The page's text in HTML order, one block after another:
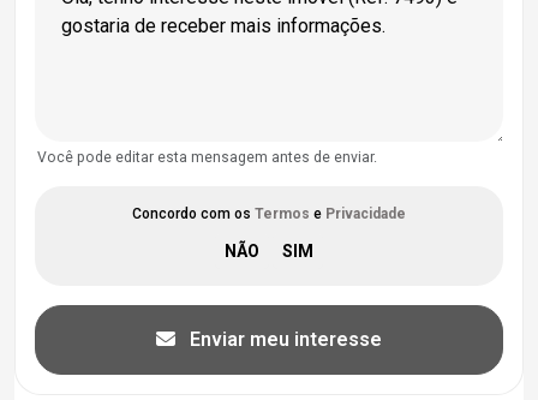
Você pode editar esta mensagem antes de enviar.
Concordo com os Termos e Privacidade
Enviar meu interesse